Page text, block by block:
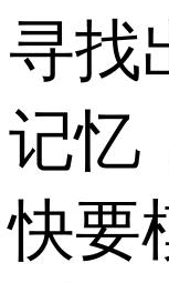
寻找
记忆
快要